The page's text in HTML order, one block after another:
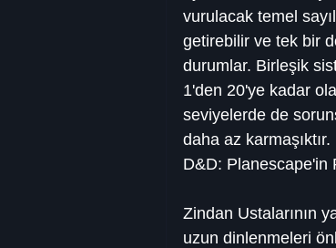
vurulacak temel
getirebilir ve tek bir
durumlar. Birleşik
1'den 20'ye kadar
seviyelerde de
daha az karmaşıktır.
D&D: Planescape'in
Zindan Ustalarının
uzun dinlenmeleri